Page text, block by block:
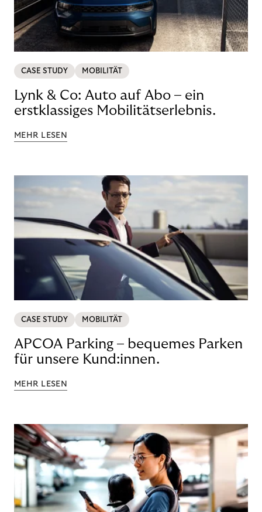
CASE STUDY MOBILITÄT
Lynk & Co: Auto auf Abo – ein
erstklassiges Mobilitätserlebnis.
MEHR LESEN
CASE STUDY MOBILITÄT
APCOA Parking – bequemes Parken
für unsere Kund:innen.
MEHR LESEN